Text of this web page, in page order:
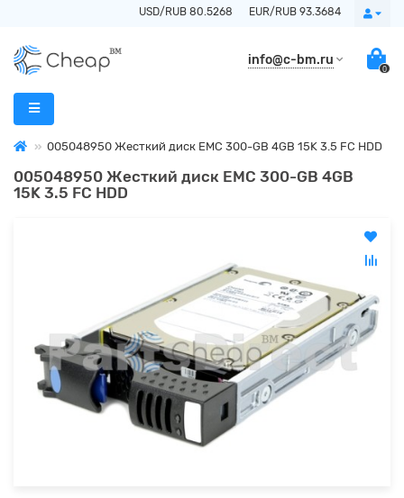
USD/RUB 80.5268 EUR/RUB 93.3684
info@c-bm.ru
0
005048950 Жесткий диск EMC 300-GB 4GB 15K 3.5 FC HDD
005048950 Жесткий диск EMC 300-GB 4GB
15K 3.5 FC HDD